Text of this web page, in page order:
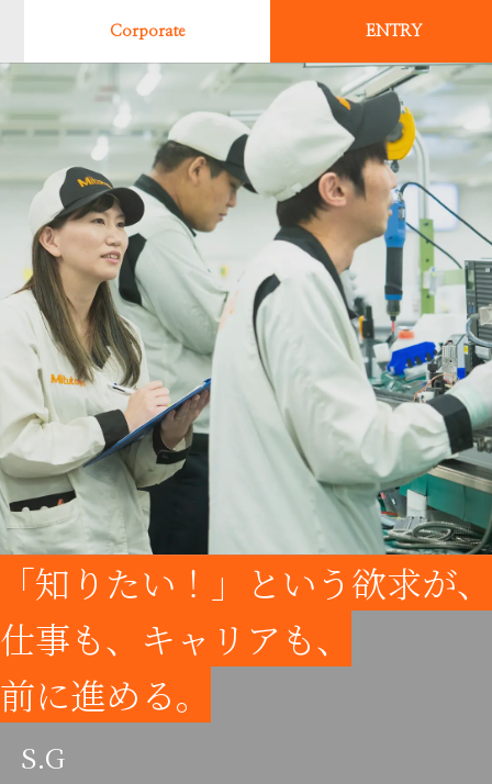
Recruiting Website
Corporate ENTRY
05. T.O 生産技術
06. T.O 生産技術
07. S.G 品質管理
08. S.T 生産管理
09. K.S 購買
10. N.M 技術営業
はたらく場所と街： 中津川工場
はたらく場所と街： 高知工場
はたらく場所と街： 宮崎工場
女性社員座談会
新卒採用情報
キャリア採用情報
「知りたい！」という欲求が、
仕事も、キャリアも、
前に進める。
S.G